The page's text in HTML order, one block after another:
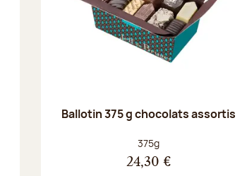
Ballotin 375 g chocolats assortis
Poids net :
375g
24,30 €